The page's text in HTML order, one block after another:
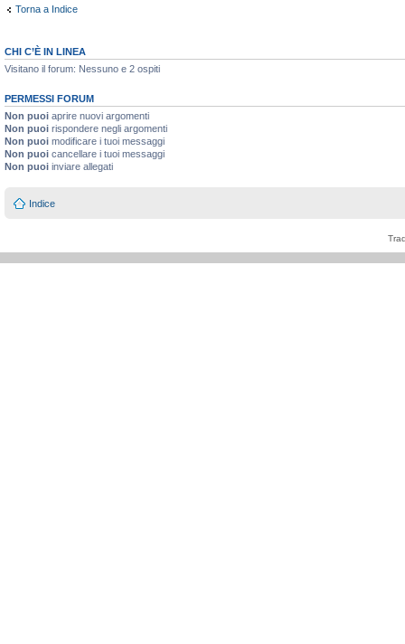
Torna a Indice
CHI C’È IN LINEA
Visitano il forum: Nessuno e 2 ospiti
PERMESSI FORUM
Non puoi aprire nuovi argomenti
Non puoi rispondere negli argomenti
Non puoi modificare i tuoi messaggi
Non puoi cancellare i tuoi messaggi
Non puoi inviare allegati
Indice